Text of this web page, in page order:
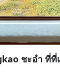
ชะอำ ที่ที่